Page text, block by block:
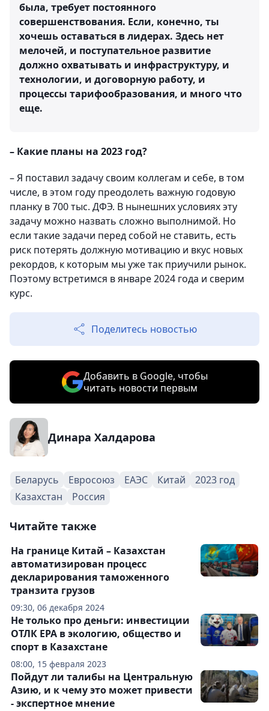
была, требует постоянного
совершенствования. Если, конечно, ты
хочешь оставаться в лидерах. Здесь нет
мелочей, и поступательное развитие
должно охватывать и инфраструктуру, и
технологии, и договорную работу, и
процессы тарифообразования, и много что
еще.
– Какие планы на 2023 год?
– Я поставил задачу своим коллегам и себе, в том
числе, в этом году преодолеть важную годовую
планку в 700 тыс. ДФЭ. В нынешних условиях эту
задачу можно назвать сложно выполнимой. Но
если такие задачи перед собой не ставить, есть
риск потерять должную мотивацию и вкус новых
рекордов, к которым мы уже так приучили рынок.
Поэтому встретимся в январе 2024 года и сверим
курс.
Поделитесь новостью
Добавить в Google, чтобы
читать новости первым
Динара Халдарова
Беларусь Евросоюз ЕАЭС Китай
2023 год
Казахстан
Россия
Читайте также
09:30, 06 декабря 2024
На границе Китай – Казахстан
автоматизирован процесс
декларирования таможенного
транзита грузов
08:00, 15 февраля 2023
Не только про деньги: инвестиции
ОТЛК ЕРА в экологию, общество и
спорт в Казахстане
Пойдут ли талибы на Центральную
Азию, и к чему это может привести
- экспертное мнение